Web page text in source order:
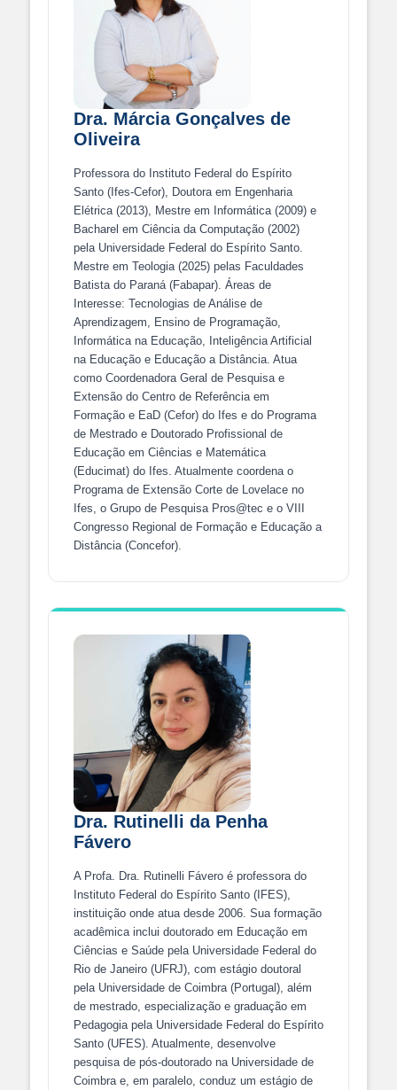
Dra. Márcia Gonçalves de
Oliveira
Professora do Instituto Federal do Espírito
Santo (Ifes-Cefor), Doutora em Engenharia
Elétrica (2013), Mestre em Informática (2009) e
Bacharel em Ciência da Computação (2002)
pela Universidade Federal do Espírito Santo.
Mestre em Teologia (2025) pelas Faculdades
Batista do Paraná (Fabapar). Áreas de
Interesse: Tecnologias de Análise de
Aprendizagem, Ensino de Programação,
Informática na Educação, Inteligência Artificial
na Educação e Educação a Distância. Atua
como Coordenadora Geral de Pesquisa e
Extensão do Centro de Referência em
Formação e EaD (Cefor) do Ifes e do Programa
de Mestrado e Doutorado Profissional de
Educação em Ciências e Matemática
(Educimat) do Ifes. Atualmente coordena o
Programa de Extensão Corte de Lovelace no
Ifes, o Grupo de Pesquisa Pros@tec e o VIII
Congresso Regional de Formação e Educação a
Distância (Concefor).
Dra. Rutinelli da Penha
Fávero
A Profa. Dra. Rutinelli Fávero é professora do
Instituto Federal do Espírito Santo (IFES),
instituição onde atua desde 2006. Sua formação
acadêmica inclui doutorado em Educação em
Ciências e Saúde pela Universidade Federal do
Rio de Janeiro (UFRJ), com estágio doutoral
pela Universidade de Coimbra (Portugal), além
de mestrado, especialização e graduação em
Pedagogia pela Universidade Federal do Espírito
Santo (UFES). Atualmente, desenvolve
pesquisa de pós-doutorado na Universidade de
Coimbra e, em paralelo, conduz um estágio de